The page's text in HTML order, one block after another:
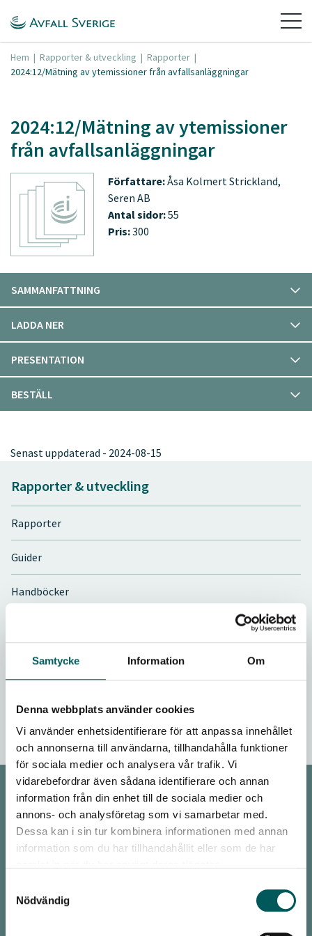
Samtycke Information Om
Denna webbplats använder cookies
Vi använder enhetsidentifierare för att anpassa innehållet
och annonserna till användarna, tillhandahålla funktioner
för sociala medier och analysera vår trafik. Vi
vidarebefordrar även sådana identifierare och annan
information från din enhet till de sociala medier och
annons- och analysföretag som vi samarbetar med.
Dessa kan i sin tur kombinera informationen med annan
information som du har tillhandahållit eller som de har
Nödvändig
Hem | Rapporter & utveckling | Rapporter |
2024:12/Mätning av ytemissioner från avfallsanläggningar
Rapporter & utveckling
Rapporter
Guider
Handböcker
Utveckling
Kommunerna som möjliggörare
2024:12/Mätning av ytemissioner
från avfallsanläggningar
Författare:Åsa Kolmert Strickland,
Seren AB
Antal sidor:55
Pris:300
SAMMANFATTNING
LADDA NER
PRESENTATION
BESTÄLL
Senast uppdaterad - 2024-08-15
KONTAKT
Malmö
Avfall Sverige